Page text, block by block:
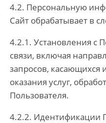
4.2. Персональную
Сайт обрабатывает в
4.2.1. Установления с
связи, включая
запросов, касающихся
оказания услуг,
Пользователя.
4.2.2. Идентификации